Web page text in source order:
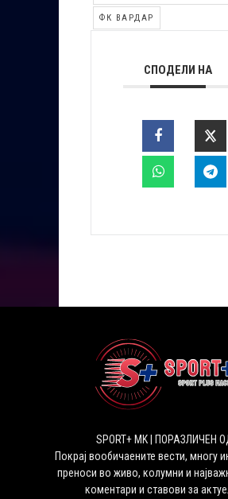
ФК ВАРДАР
СПОДЕЛИ НА
SPORT+ MK | ПОРАЗЛИЧЕН
Покрај вообичаените вести, многу
преноси во живо, колумни и
коментари и ставови за